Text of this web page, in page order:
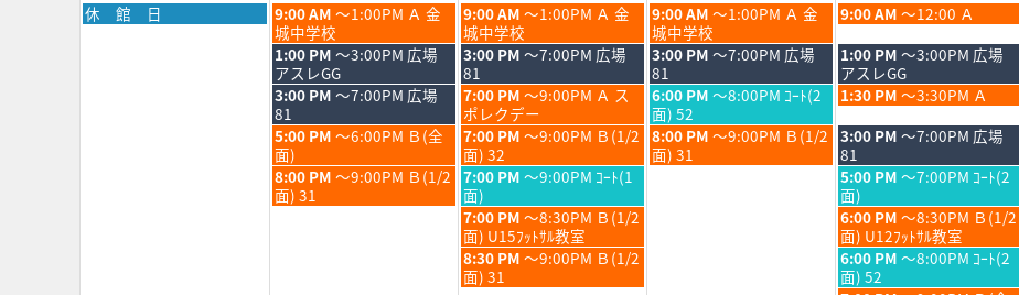
月
曜
休 館 日
火
曜
日,
7
月
28th
2026
9:00 AM ～1:00PM Ａ 金
城中学校
水
曜
日,
7
月
29th
2026
9:00 AM ～1:00PM Ａ 金
城中学校
木
曜
日,
7
月
30th
2026
9:00 AM ～1:00PM Ａ 金
城中学校
金
曜
日,
7
月
31st
2026
9:00 AM ～12:00 Ａ
火
曜
日,
7
月
28th
2026
1:00 PM ～3:00PM 広場
アスレGG
水
曜
日,
7
月
29th
2026
3:00 PM ～7:00PM 広場
81
木
曜
日,
7
月
30th
2026
3:00 PM ～7:00PM 広場
81
金
曜
日,
7
月
31st
2026
1:00 PM ～3:00PM 広場
アスレGG
火
曜
日,
7
月
28th
2026
3:00 PM ～7:00PM 広場
81
水
曜
日,
7
月
29th
2026
7:00 PM ～9:00PM Ａ ス
ポレクデー
木
曜
日,
7
月
6:00 PM ～8:00PM ｺｰﾄ(2
面) 52
金
曜
日,
7
月
31st
2026
1:30 PM ～3:30PM Ａ
火
曜
日,
7
月
5:00 PM ～6:00PM Ｂ(全
面)
水
曜
日,
7
月
29th
2026
7:00 PM ～9:00PM Ｂ(1/2
面) 32
木
曜
日,
8:00 PM ～9:00PM Ｂ(1/2
面) 31
金
曜
日,
7
月
31st
2026
3:00 PM ～7:00PM 広場
81
火
曜
日,
8:00 PM ～9:00PM Ｂ(1/2
面) 31
水
曜
日,
7
月
29th
2026
7:00 PM ～9:00PM ｺｰﾄ(1
面)
金
曜
日,
7
月
31st
2026
5:00 PM ～7:00PM ｺｰﾄ(2
面)
水
曜
日,
7
月
7:00 PM ～8:30PM Ｂ(1/2
面) U15ﾌｯﾄｻﾙ教室
金
曜
日,
7
月
6:00 PM ～8:30PM Ｂ(1/2
面) U12ﾌｯﾄｻﾙ教室
水
曜
8:30 PM ～9:00PM Ｂ(1/2
面) 31
金
曜
6:00 PM ～8:00PM ｺｰﾄ(2
面) 52